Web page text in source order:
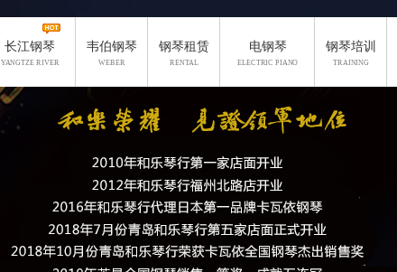
长江钢琴
YANGTZE RIVER
韦伯钢琴
WEBER
钢琴租赁
RENTAL
电钢琴
ELECTRIC PIANO
钢琴培训
TRAINING